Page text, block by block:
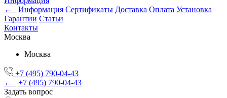
←
Информация Сертификаты Доставка Оплата Установка
Гарантии Статьи
Контакты
Москва
Москва
+7 (495) 790-04-43
←
+7 (495) 790-04-43
Задать вопрос